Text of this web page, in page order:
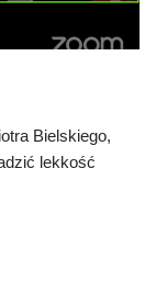
Bielskiego,
lekkość